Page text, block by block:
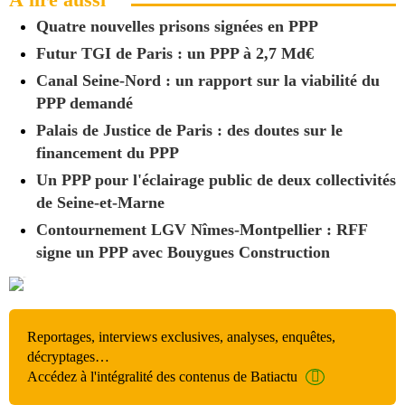
Quatre nouvelles prisons signées en PPP
Futur TGI de Paris : un PPP à 2,7 Md€
Canal Seine-Nord : un rapport sur la viabilité du
PPP demandé
Palais de Justice de Paris : des doutes sur le
financement du PPP
Un PPP pour l'éclairage public de deux collectivités
de Seine-et-Marne
Contournement LGV Nîmes-Montpellier : RFF
signe un PPP avec Bouygues Construction
Reportages, interviews exclusives, analyses, enquêtes,
décryptages…
Accédez à l'intégralité des contenus de Batiactu